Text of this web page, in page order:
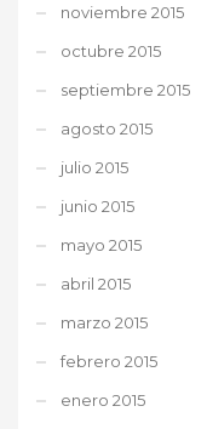
noviembre 2015
octubre 2015
septiembre 2015
agosto 2015
julio 2015
junio 2015
mayo 2015
abril 2015
marzo 2015
febrero 2015
enero 2015